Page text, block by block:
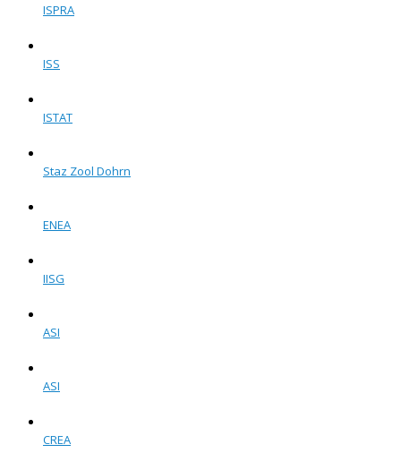
ISPRA
ISS
ISTAT
Staz Zool Dohrn
ENEA
IISG
ASI
ASI
CREA